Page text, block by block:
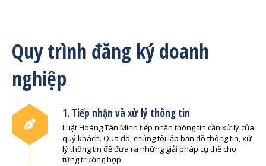
Quy trình đăng ký doanh
nghiệp
1. Tiếp nhận và xử lý thông tin
Luật Hoàng Tân Minh tiếp nhận thông tin cần xử lý của
quý khách. Qua đó, chúng tôi lập bản đồ thông tin, xử
lý thông tin để đưa ra những giải pháp cụ thể cho
từng trường hợp.